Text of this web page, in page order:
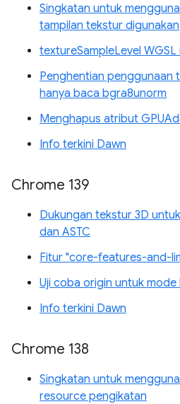
Singkatan untuk
tampilan tekstur digunakan
textureSampleLevel
Penghentian penggunaan
hanya baca bgra8unorm
Menghapus atribut
Info terkini Dawn
Chrome 139
Dukungan tekstur 3D
dan ASTC
Fitur "core-features-and-
Uji coba origin untuk
Info terkini Dawn
Chrome 138
Singkatan untuk
resource pengikatan